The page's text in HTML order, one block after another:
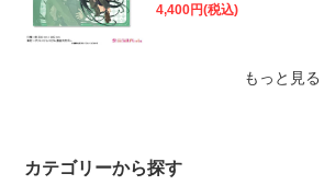
4,400円(税込)
もっと見る
カテゴリーから探す